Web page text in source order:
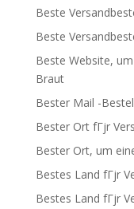
Beste
Beste
Beste Website,
Braut
Bester Mail -
Bester Ort fГјr
Bester Ort, um
Bestes Land fГјr
Bestes Land fГјr